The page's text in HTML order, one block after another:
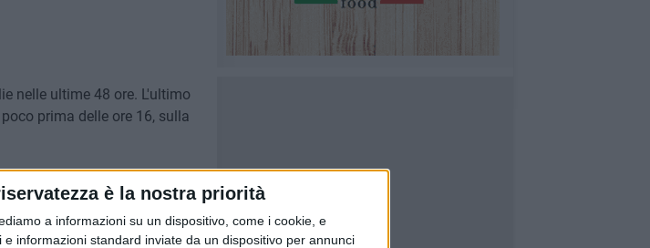
è la nostra priorità
a informazioni su un dispositivo, come i cookie, e
informazioni standard inviate da un dispositivo per annunci
nelle ultime 48 ore. L'ultimo
prima delle ore 16, sulla
per cause ancora da
li hanno rimediati invece i